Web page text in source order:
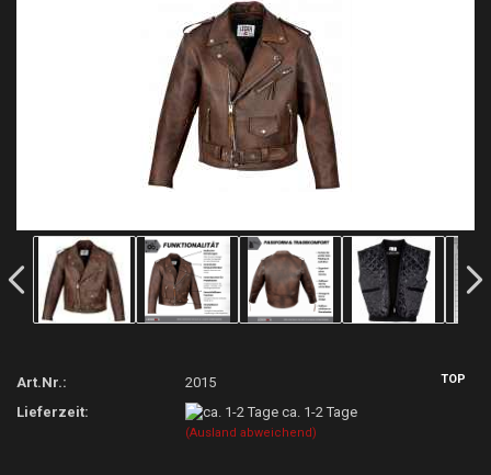
TOP
Art.Nr.:
2015
Lieferzeit:
ca. 1-2 Tage
(Ausland abweichend)